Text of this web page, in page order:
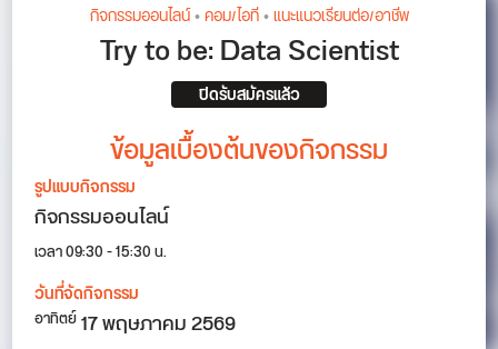
กิจกรรมออนไลน์•คอม/ไอที•แนะแนวเรียนต่อ/อาชีพ
Try to be: Data Scientist
ปิดรับสมัครแล้ว
ข้อมูลเบื้องต้นของกิจกรรม
รูปแบบกิจกรรม
กิจกรรมออนไลน์
เวลา 09:30 - 15:30 น.
วันที่จัดกิจกรรม
อาทิตย์17พฤษภาคม 2569